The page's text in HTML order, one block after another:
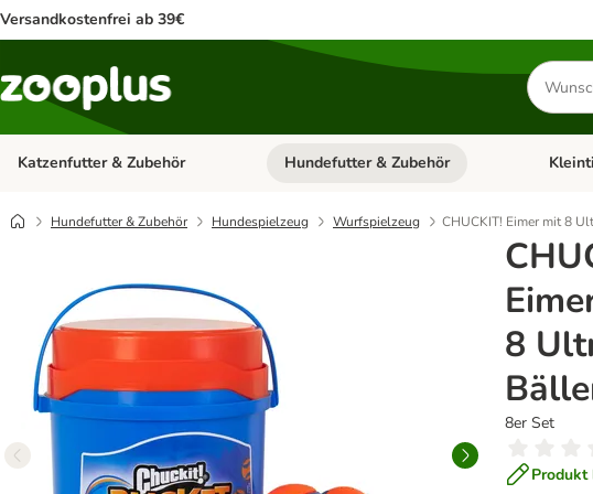
Versandkostenfrei ab 39€
Produkte
suchen
Katzenfutter & Zubehör Kategorie-Menü öffnen: Katzenfutter &
Hundefutter & Zubehör
Hundefutter & Zubehör Hundespielzeug Wurfspielzeug CHUCKIT! Eimer mit 8
8
8er Set
Produkt